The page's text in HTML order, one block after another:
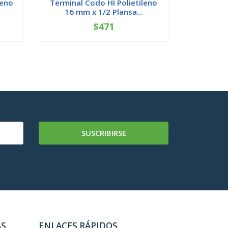
Terminal Codo HI Polietileno
16 mm x 1/2 Plansa...
+
$471
SUSCRIBIRSE